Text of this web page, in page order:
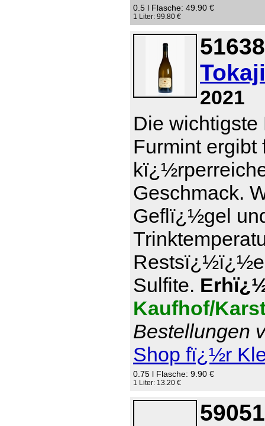
0.5 l Flasche: 49.90 €
1 Liter: 99.80 €
2021
Die wichtigste
Furmint ergibt
Geschmack.
Geflï¿½gel
Sulfite.
Kaufhof/
Bestellungen
Shop fï¿½r
0.75 l Flasche: 9.90 €
1 Liter: 13.20 €